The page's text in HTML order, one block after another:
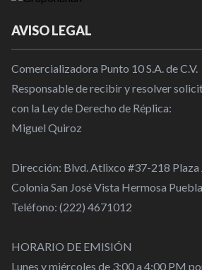
AVISO LEGAL
Comercializadora Punto 10 S.A. de C.V.
Responsable de recibir y resolver
con la Ley de Derecho de Réplica:
Miguel Quiroz
Dirección: Blvd. Atlixco #37-218 Plaza
Colonia San José Vista Hermosa
Teléfono: (222) 4671012
HORARIO DE EMISIÓN
Lunes y miércoles de 3:00 a 4:00 PM